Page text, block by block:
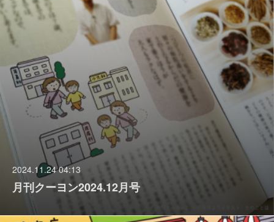
2024.11.24 04:13
月刊クーヨン2024.12月号